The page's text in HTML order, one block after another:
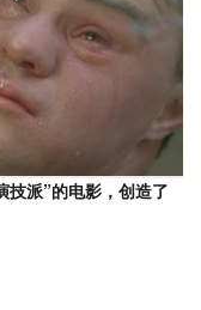
技派”的电影，创造了